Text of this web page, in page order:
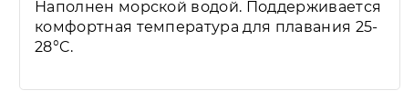
Наполнен морской водой. Поддерживается
комфортная температура для плавания 25-
28°C.